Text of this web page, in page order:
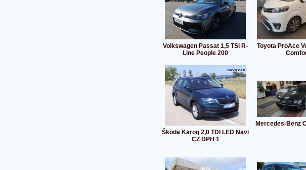
Volkswagen Passat 1,5 TSi R-
Line People 200
Toyota ProAce
Škoda Karoq 2,0 TDI LED Navi
CZ DPH 1
Mercedes-Benz